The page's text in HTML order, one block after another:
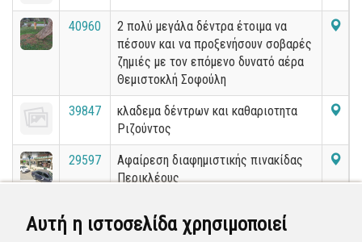
Αυτή η ιστοσελίδα χρησιμοποιεί
40960
2 πολύ μεγάλα δέντρα έτοιμα να
πέσουν και να προξενήσουν σοβαρές
ζημιές με τον επόμενο δυνατό αέρα
Θεμιστοκλή Σοφούλη
39847
κλαδεμα δέντρων και καθαριοτητα
Ριζούντος
29597
Αφαίρεση διαφημιστικής πινακίδας
Περικλέους